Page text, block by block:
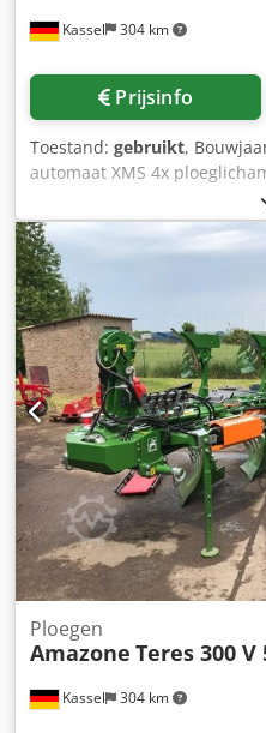
Kassel 304 km
Prijsinfo
Toestand: gebruikt,
automaat XMS 4x
430 HD, 1 paar
M0 RH65-85 schijfkouters
steenbeveiliging, pendelend
Astvf Rwjhasa
Kassel 304 km
Ploegen
Amazone Teres 300 V